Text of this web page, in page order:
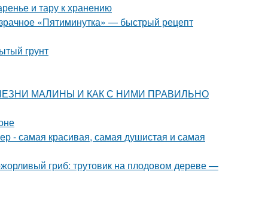
и тару к хранению
«Пятиминутка» — быстрый рецепт
грунт
МАЛИНЫ И КАК С НИМИ ПРАВИЛЬНО
- самая красивая, самая душистая и самая
гриб: трутовик на плодовом дереве —